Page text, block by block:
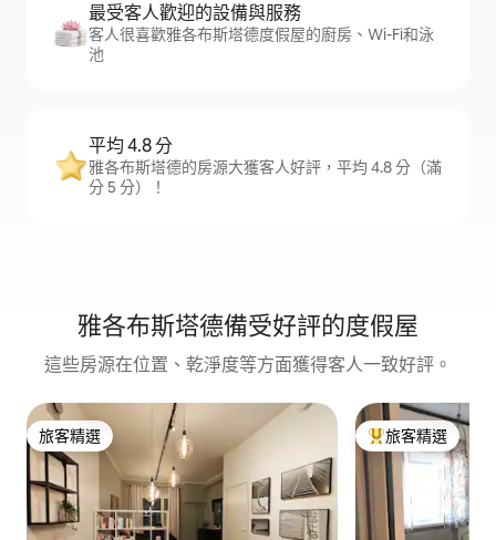
最受客人歡迎的設備與服務
客人很喜歡雅各布斯塔德度假屋的廚房、Wi-Fi和泳
池
平均 4.8 分
雅各布斯塔德的房源大獲客人好評，平均 4.8 分（滿
分 5 分）！
雅各布斯塔德備受好評的度假屋
這些房源在位置、乾淨度等方面獲得客人一致好評。
旅客精選
旅客精選 旅客精選榜首
旅客精選